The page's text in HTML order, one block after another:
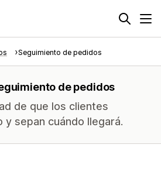
Seguimiento de pedidos
de pedidos
de que los clientes
sepan cuándo llegará.